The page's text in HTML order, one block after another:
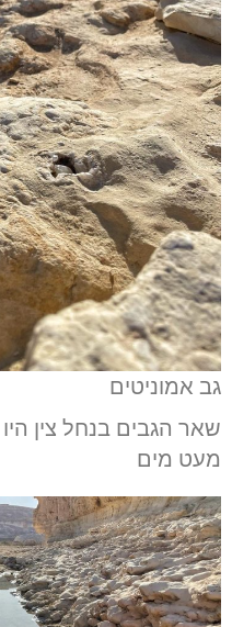
גב אמוניטים
שאר הגבים בנחל צין
מעט מים